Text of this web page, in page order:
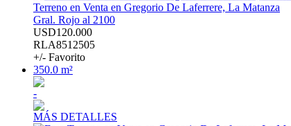
Terreno en Venta en Gregorio De Laferrere, La Matanza
Gral. Rojo al 2100
USD120.000
RLA8512505
+/- Favorito
350.0 m²
-
MÁS DETALLES